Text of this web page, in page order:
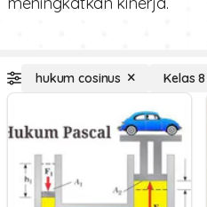
hukum cosinus Kelas 8